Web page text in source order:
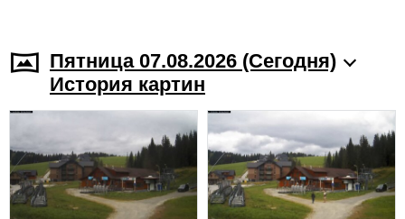
Пятница 07.08.2026 (Cегодня)
История картин